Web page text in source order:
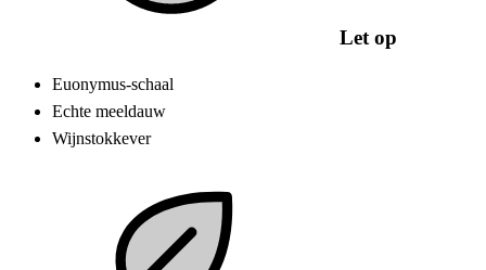
Let op
Euonymus-schaal
Echte meeldauw
Wijnstokkever